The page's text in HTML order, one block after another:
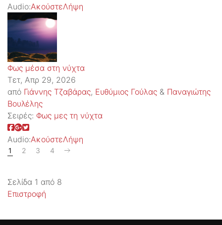
Audio:ΑκούστεΛήψη
Φως μέσα στη νύχτα
Τετ, Απρ 29, 2026
από Γιάννης Τζαβάρας, Ευθύμιος Γούλας & Παναγιώτης
Βουλέλης
Σειρές: Φως μες τη νύχτα
Audio:ΑκούστεΛήψη
1 2 3 4
Σελίδα 1 από 8
Επιστροφή